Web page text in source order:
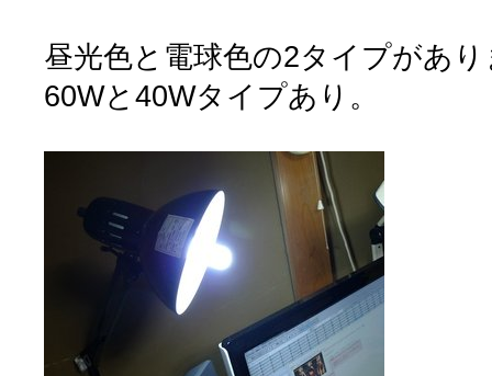
昼光色と電球色の2タイプがあ
60Wと40Wタイプあり。